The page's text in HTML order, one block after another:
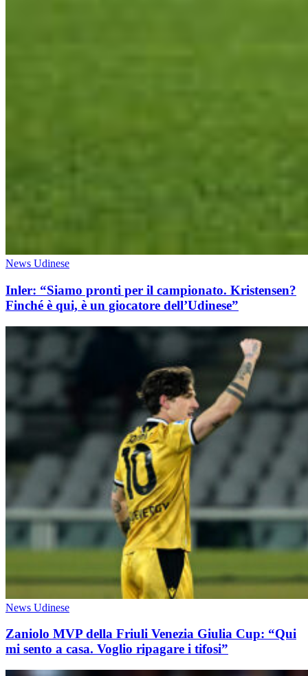
News Udinese
Inler: “Siamo pronti per il campionato. Kristensen?
Finché è qui, è un giocatore dell’Udinese”
News Udinese
Zaniolo MVP della Friuli Venezia Giulia Cup: “Qui
mi sento a casa. Voglio ripagare i tifosi”